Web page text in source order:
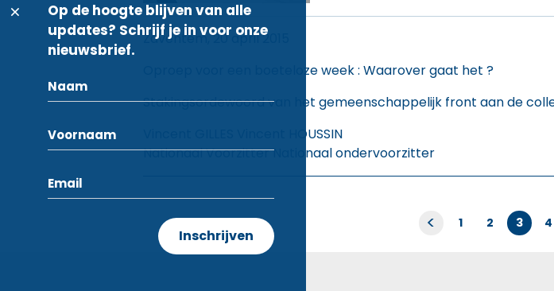
Zaventem, 20 april 2015
Oproep voor een boeteloze week : Waarover gaat het ?
Stakingsordewoord van het gemeenschappelijk front aan de
Vincent GILLES Vincent HOUSSIN
Nationaal Voorzitter Nationaal ondervoorzitter
< 1 2 3 4
Op de hoogte blijven van alle
updates? Schrijf je in voor onze
nieuwsbrief.